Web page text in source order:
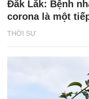
THỜI SỰ
Đắk Lắk: Bệnh
corona là một